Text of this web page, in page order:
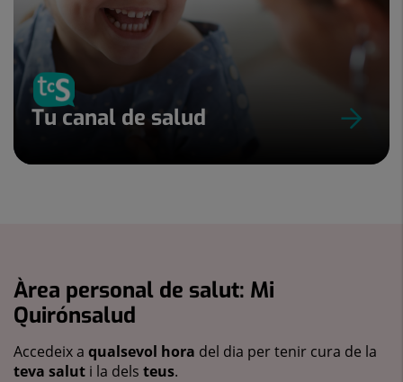
Tu canal de salud
Àrea personal de salut: Mi
Quirónsalud
Accedeix a qualsevol hora del dia per tenir cura de la
teva salut i la dels teus.